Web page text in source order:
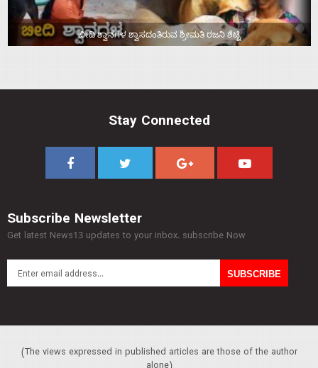
ಬೀದಿ ಶ್ವಾನಗಳ ಶ್ವಾಸದಂತಿರುವ ಶ್ರೀಮತಿ ರಜನಿ ಶೆಟ್ಟಿ
Stay Connected
Subscribe Newsletter
Get latest News13 updates to your inbox. subscribe Now
(The views expressed in published articles are those of the author